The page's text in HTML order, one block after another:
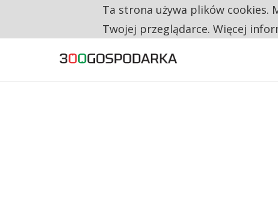
RESTRYKCJE CHIN UDERZAJĄ W EUROPEJSKI
Ta strona używa plików cookies.
Twojej przeglądarce. Więcej